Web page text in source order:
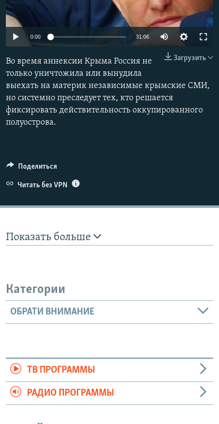
ПОБЕДИТЕЛЕЙ НЕ СУДЯТ?
КРЫМ.НЕПОКОРЕННЫЙ
УКРАИНСКАЯ ПРОБЛЕМА КРЫМА
ПРИСОЕДИНЯЙТЕСЬ!
Все сайты RFE/RL
0:00 31:06
240p
480p
Загрузить
Во время аннексии Крыма Россия не
только уничтожила или вынудила
выехать на материк независимые крымские СМИ,
но системно преследует тех, кто решается
фиксировать действительность оккупированного
полуострова.
Поделиться
Читать без VPN
Показать больше
Категории
ОБРАТИ ВНИМАНИЕ
ТВ ПРОГРАММЫ
РАДИО ПРОГРАММЫ